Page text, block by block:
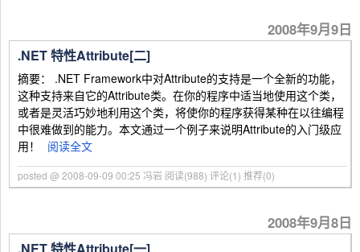
2008年9月9日
.NET 特性Attribute[二]
摘要： .NET Framework中对Attribute的支持是一个全新的功能，
这种支持来自它的Attribute类。在你的程序中适当地使用这个类，
或者是灵活巧妙地利用这个类，将使你的程序获得某种在以往编程
中很难做到的能力。本文通过一个例子来说明Attribute的入门级应
用！
阅读全文
posted @ 2008-09-09 00:25 冯岩 阅读(988) 评论(1) 推荐(0)
2008年9月8日